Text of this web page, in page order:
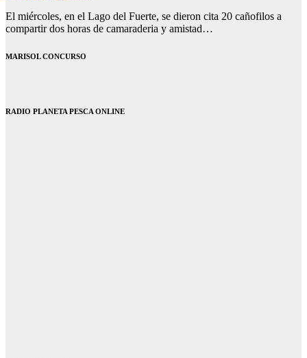
El miércoles, en el Lago del Fuerte, se dieron cita 20 cañofilos a
compartir dos horas de camaraderia y amistad…
MARISOL CONCURSO
RADIO PLANETA PESCA ONLINE